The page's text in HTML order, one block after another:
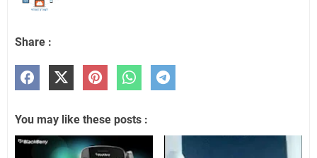
Share :
You may like these posts :